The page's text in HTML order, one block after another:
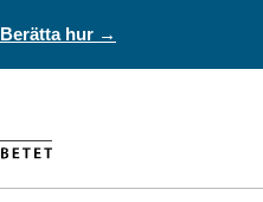
Berätta hur →